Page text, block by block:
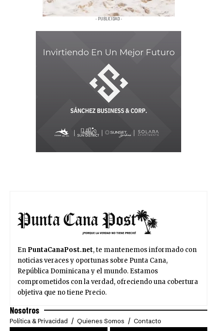
- PUBLICIDAD -
En PuntaCanaPost.net, te mantenemos informado con
noticias veraces y oportunas sobre Punta Cana,
República Dominicana y el mundo. Estamos
comprometidos con la verdad, ofreciendo una cobertura
objetiva que no tiene Precio.
Nosotros
Política & Privacidad Quienes Somos Contacto